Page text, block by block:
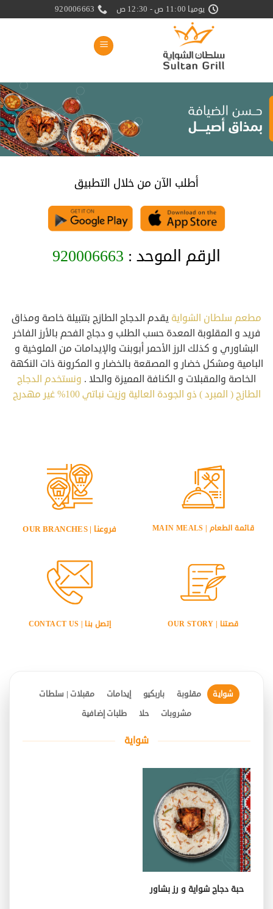
للمحتوى
يوميا 11:00 ص - 12:30 ص 920006663
أطلب الآن من خلال التطبيق
الرقم الموحد : 920006663
مطعم سلطان الشواية يقدم الدجاج الطازج بتتبيلة خاصة ومذاق
فريد و المقلوبة المعدة حسب الطلب و دجاج الفحم بالأرز الفاخر
البشاوري و كذلك الرز الأحمر أبوبنت والإيدامات من الملوخية و
البامية ومشكل خضار و المصقعة بالخضار و المكرونة ذات النكهة
الخاصة والمقبلات و الكنافة المميزة والحلا . ونستخدم الدجاج
الطازج ( المبرد ) ذو الجودة العالية وزيت نباتي 100% غير مهدرج
قائمة الطعام | MAIN MEALS فروعنا | OUR BRANCHES
قصتنا | OUR STORY إتصل بنا | CONTACT US
شواية مقلوبة باربكيو إيدامات
مقبلات | سلطات
مشروبات
حلا طلبات إضافية
شواية
حبة دجاج شواية و رز بشاور